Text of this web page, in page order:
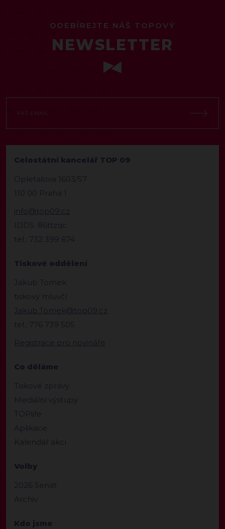
ODEBÍREJTE NÁŠ TOPOVÝ
NEWSLETTER
Celostátní kancelář TOP 09
Opletalova 1603/57
110 00 Praha 1
info@top09.cz
IDDS: 86ttzqc
tel.: 732 399 674
Tiskové oddělení
Jakub Tomek
tiskový mluvčí
Jakub.Tomek@top09.cz
tel.: 776 739 505
Registrace pro novináře
Co děláme
Tiskové zprávy
Mediální výstupy
TOPlife
Aplikace
Kalendář akcí
Volby
2026 Senát
Archiv
Kdo jsme